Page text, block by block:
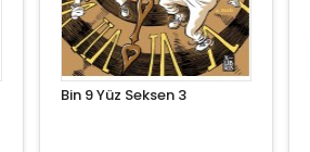
Bin 9 Yüz Seksen 3